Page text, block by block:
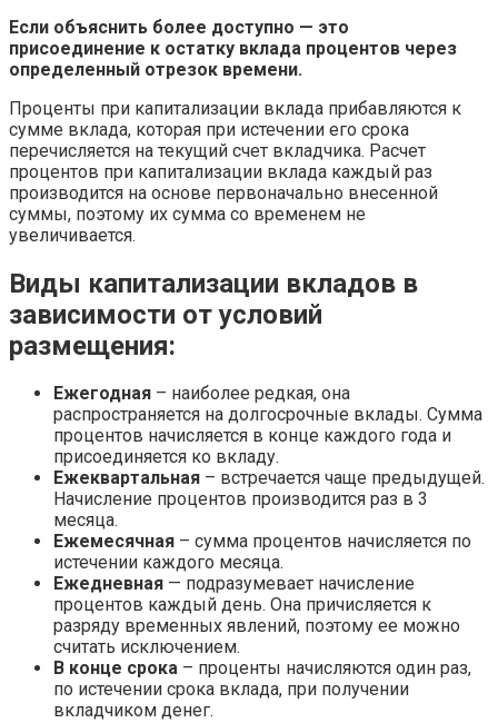
Если объяснить более доступно — это
присоединение к остатку вклада процентов через
определенный отрезок времени.
Проценты при капитализации вклада прибавляются к
сумме вклада, которая при истечении его срока
перечисляется на текущий счет вкладчика. Расчет
процентов при капитализации вклада каждый раз
производится на основе первоначально внесенной
суммы, поэтому их сумма со временем не
увеличивается.
Виды капитализации вкладов в
зависимости от условий
размещения:
Ежегодная – наиболее редкая, она
распространяется на долгосрочные вклады. Сумма
процентов начисляется в конце каждого года и
присоединяется ко вкладу.
Ежеквартальная – встречается чаще предыдущей.
Начисление процентов производится раз в 3
месяца.
Ежемесячная – сумма процентов начисляется по
истечении каждого месяца.
Ежедневная — подразумевает начисление
процентов каждый день. Она причисляется к
разряду временных явлений, поэтому ее можно
считать исключением.
В конце срока – проценты начисляются один раз,
по истечении срока вклада, при получении
вкладчиком денег.